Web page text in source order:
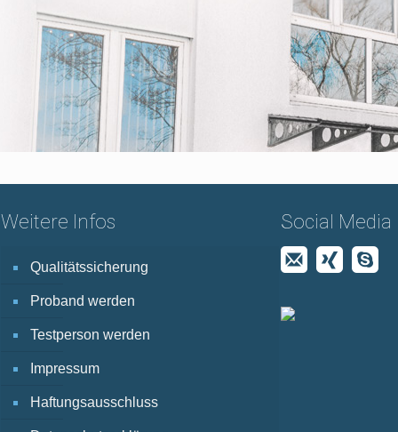
Weitere Infos
Qualitätssicherung
Proband werden
Testperson werden
Impressum
Haftungsausschluss
Social Media